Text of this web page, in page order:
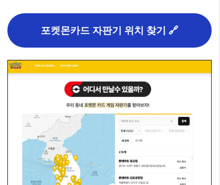
포켓몬카드 자판기 위치 찾기 🔗